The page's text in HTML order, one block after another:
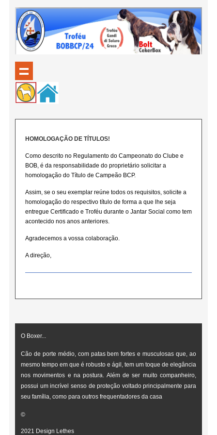
HOMOLOGAÇÃO DE TÍTULOS!
Como descrito no Regulamento do Campeonato do Clube e
BOB, é da responsabilidade do proprietário solicitar a
homologação do Título de Campeão BCP.
Assim, se o seu exemplar reúne todos os requisitos, solicite a
homologação do respectivo título de forma a que lhe seja
entregue Certificado e Troféu durante o Jantar Social como tem
acontecido nos anos anteriores.
Agradecemos a vossa colaboração.
A direção,
O Boxer...
Cão de porte médio, com patas bem fortes e musculosas que, ao
mesmo tempo em que é robusto e ágil, tem um toque de elegância
nos movimentos e na postura. Além de ser muito companheiro,
possui um incrível senso de proteção voltado principalmente para
seu família, como para outros frequentadores da casa
©
2021 Design Lethes